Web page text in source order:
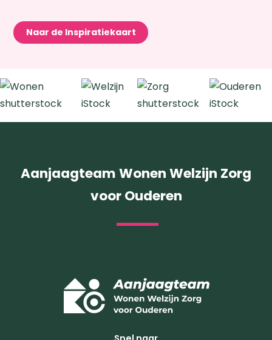
Naar de Inspiratiekaart
Aanjaagteam Wonen Welzijn Zorg
voor Ouderen